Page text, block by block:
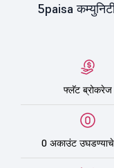
5paisa
फ्लॅट ब्रोकरेज
0 अकाउंट